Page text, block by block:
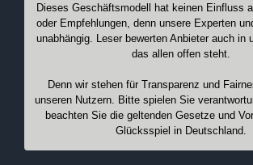
Dieses Geschäftsmodell hat keinen Einfluss
oder Empfehlungen, denn unsere Experten
unabhängig. Leser bewerten Anbieter auch in
das allen offen steht.
Denn wir stehen für Transparenz und
unseren Nutzern. Bitte spielen Sie
beachten Sie die geltenden Gesetze und
Glücksspiel in Deutschland.